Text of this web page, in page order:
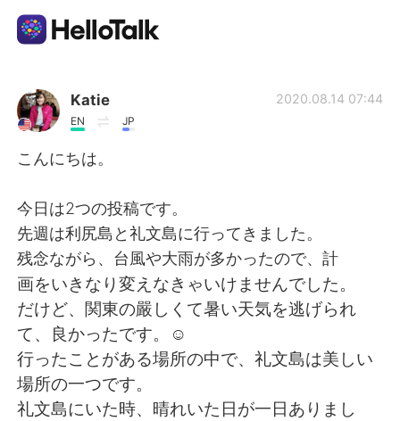
Language Exchange App
AI Grammar Checker
简体中文 繁體中文
Español العربية
Français Deutsch
日本語 한국어
Katie
EN JP
2020.08.14 07:44
こんにちは。
今日は2つの投稿です。
先週は利尻島と礼文島に行ってきました。
残念ながら、台風や大雨が多かったので、計
画をいきなり変えなきゃいけませんでした。
だけど、関東の嚴しくて暑い天気を逃げられ
て、良かったです。☺
行ったことがある場所の中で、礼文島は美しい
場所の一つです。
礼文島にいた時、晴れいた日が一日ありまし